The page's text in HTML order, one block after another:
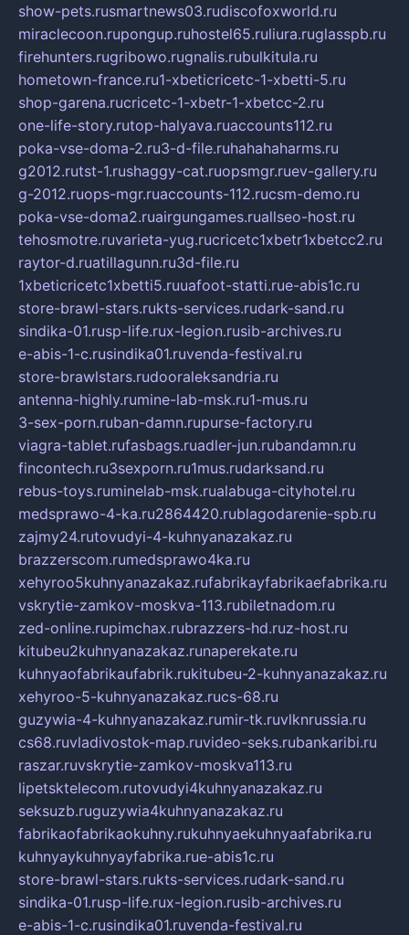
show-pets.rusmartnews03.rudiscofoxworld.ru
miraclecoon.rupongup.ruhostel65.ruliura.ruglasspb.ru
firehunters.rugribowo.rugnalis.rubulkitula.ru
hometown-france.ru1-xbeticricetc-1-xbetti-5.ru
shop-garena.rucricetc-1-xbetr-1-xbetcc-2.ru
one-life-story.rutop-halyava.ruaccounts112.ru
poka-vse-doma-2.ru3-d-file.ruhahahaharms.ru
g2012.rutst-1.rushaggy-cat.ruopsmgr.ruev-gallery.ru
g-2012.ruops-mgr.ruaccounts-112.rucsm-demo.ru
poka-vse-doma2.ruairgungames.ruallseo-host.ru
tehosmotre.ruvarieta-yug.rucricetc1xbetr1xbetcc2.ru
raytor-d.ruatillagunn.ru3d-file.ru
1xbeticricetc1xbetti5.ruuafoot-statti.rue-abis1c.ru
store-brawl-stars.rukts-services.rudark-sand.ru
sindika-01.rusp-life.rux-legion.rusib-archives.ru
e-abis-1-c.rusindika01.ruvenda-festival.ru
store-brawlstars.rudooraleksandria.ru
antenna-highly.rumine-lab-msk.ru1-mus.ru
3-sex-porn.ruban-damn.rupurse-factory.ru
viagra-tablet.rufasbags.ruadler-jun.rubandamn.ru
fincontech.ru3sexporn.ru1mus.rudarksand.ru
rebus-toys.ruminelab-msk.rualabuga-cityhotel.ru
medsprawo-4-ka.ru2864420.rublagodarenie-spb.ru
zajmy24.rutovudyi-4-kuhnyanazakaz.ru
brazzerscom.rumedsprawo4ka.ru
xehyroo5kuhnyanazakaz.rufabrikayfabrikaefabrika.ru
vskrytie-zamkov-moskva-113.rubiletnadom.ru
zed-online.rupimchax.rubrazzers-hd.ruz-host.ru
kitubeu2kuhnyanazakaz.runaperekate.ru
kuhnyaofabrikaufabrik.rukitubeu-2-kuhnyanazakaz.ru
xehyroo-5-kuhnyanazakaz.rucs-68.ru
guzywia-4-kuhnyanazakaz.rumir-tk.ruvlknrussia.ru
cs68.ruvladivostok-map.ruvideo-seks.rubankaribi.ru
raszar.ruvskrytie-zamkov-moskva113.ru
lipetsktelecom.rutovudyi4kuhnyanazakaz.ru
seksuzb.ruguzywia4kuhnyanazakaz.ru
fabrikaofabrikaokuhny.rukuhnyaekuhnyaafabrika.ru
kuhnyaykuhnyayfabrika.rue-abis1c.ru
store-brawl-stars.rukts-services.rudark-sand.ru
sindika-01.rusp-life.rux-legion.rusib-archives.ru
e-abis-1-c.rusindika01.ruvenda-festival.ru